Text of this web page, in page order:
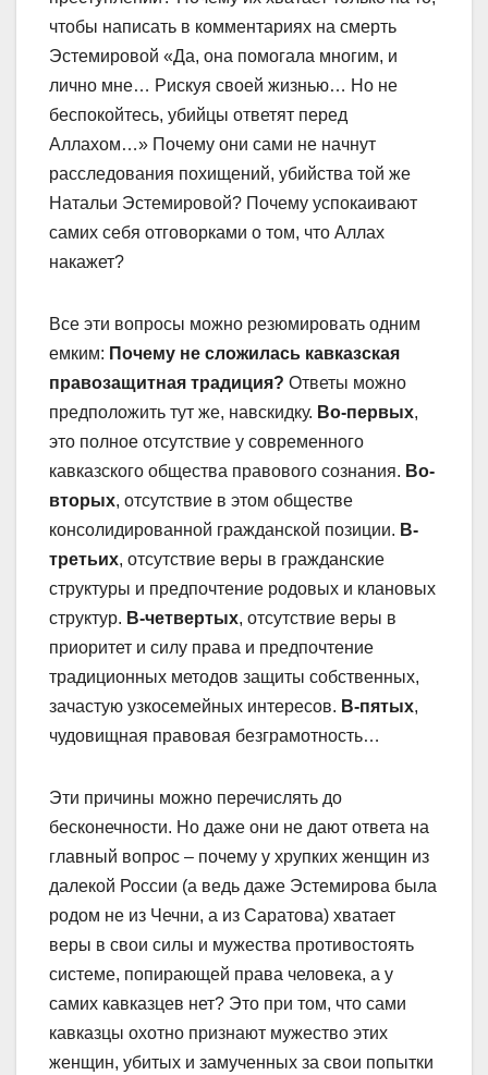
чтобы написать в комментариях на смерть
Эстемировой «Да, она помогала многим, и
лично мне… Рискуя своей жизнью… Но не
беспокойтесь, убийцы ответят перед
Аллахом…» Почему они сами не начнут
расследования похищений, убийства той же
Натальи Эстемировой? Почему успокаивают
самих себя отговорками о том, что Аллах
накажет?
Все эти вопросы можно резюмировать одним
емким: Почему не сложилась кавказская
правозащитная традиция? Ответы можно
предположить тут же, навскидку. Во-первых,
это полное отсутствие у современного
кавказского общества правового сознания. Во-
вторых, отсутствие в этом обществе
консолидированной гражданской позиции. В-
третьих, отсутствие веры в гражданские
структуры и предпочтение родовых и клановых
структур. В-четвертых, отсутствие веры в
приоритет и силу права и предпочтение
традиционных методов защиты собственных,
зачастую узкосемейных интересов. В-пятых,
чудовищная правовая безграмотность…
Эти причины можно перечислять до
бесконечности. Но даже они не дают ответа на
главный вопрос – почему у хрупких женщин из
далекой России (а ведь даже Эстемирова была
родом не из Чечни, а из Саратова) хватает
веры в свои силы и мужества противостоять
системе, попирающей права человека, а у
самих кавказцев нет? Это при том, что сами
кавказцы охотно признают мужество этих
женщин, убитых и замученных за свои попытки